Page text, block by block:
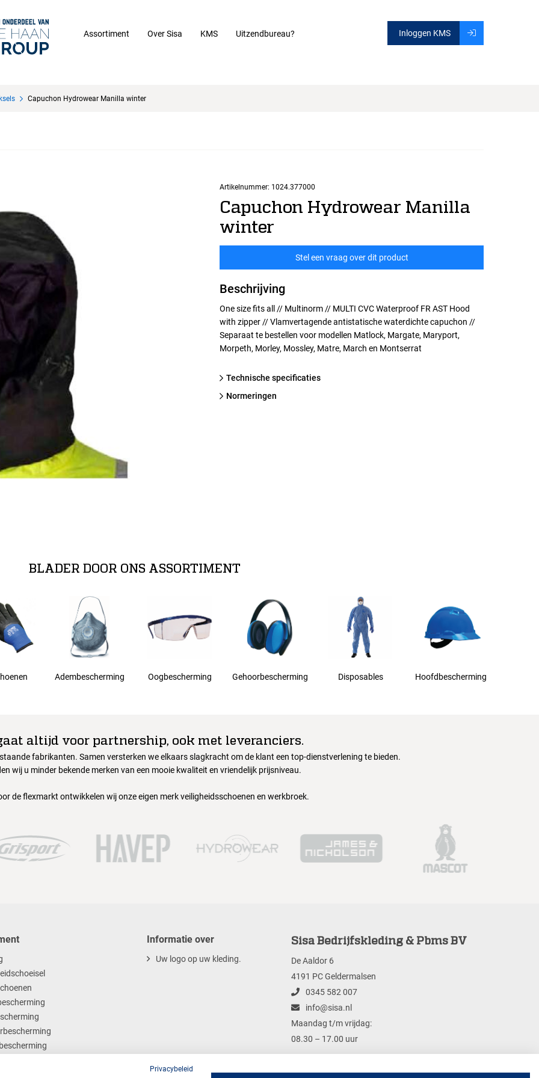
Assortiment Over Sisa KMS Uitzendbureau? Inloggen KMS
Capuchon Hydrowear Manilla winter
Artikelnummer: 1024.377000
Capuchon Hydrowear Manilla
winter
Stel een vraag over dit product
Beschrijving
One size fits all // Multinorm // MULTI CVC Waterproof FR AST Hood
with zipper // Vlamvertagende antistatische waterdichte capuchon //
Separaat te bestellen voor modellen Matlock, Margate, Maryport,
Morpeth, Morley, Mossley, Matre, March en Montserrat
technische specificaties
normeringen
BLADER DOOR ONS ASSORTIMENT
Adembescherming Oogbescherming Gehoorbescherming Disposables Hoofdbescherming
altijd voor partnership, ook met leveranciers.
fabrikanten. Samen versterken we elkaars slagkracht om de klant een top-dienstverlening te bieden.
wij u minder bekende merken van een mooie kwaliteit en vriendelijk prijsniveau.
de flexmarkt ontwikkelen wij onze eigen merk veiligheidsschoenen en werkbroek.
Informatie over
Uw logo op uw kleding.
Sisa Bedrijfskleding & Pbms BV
De Aaldor 6
4191 PC Geldermalsen
0345 582 007
info@sisa.nl
Maandag t/m vrijdag:
08.30 – 17.00 uur
Privacybeleid